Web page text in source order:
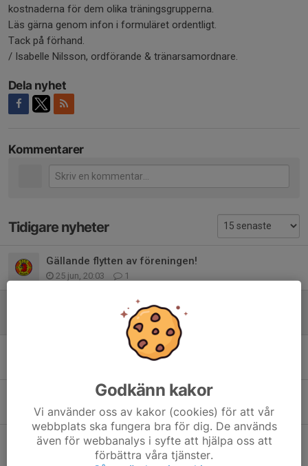
kostnaderna för dem olika träningsgrupperna.
Läs gärna genom infon i formuläret ordentligt.
Tack på förhand.
/ Isabelle Nilsson, ordförande & tränarsamordnare.
Dela nyhet
Kommentarer
Tidigare nyheter
Gällande flytten av föreningen!
25 jun, 20:03 1
Fortsätta HT 2026
0
För nästa säsong!
Anmälan till Sommarträning 2026!
20 apr, 17:56 0
Information gällande träningshall med mera
16 apr, 15:36 0
Godkänn kakor
Vi använder oss av kakor (cookies) för att vår
webbplats ska fungera bra för dig. De används
även för webbanalys i syfte att hjälpa oss att
förbättra våra tjänster.